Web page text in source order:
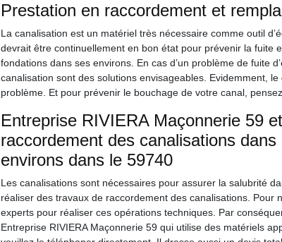
Prestation en raccordement et
La canalisation est un matériel très nécessaire comme outil
devrait être continuellement en bon état pour prévenir la fuite
fondations dans ses environs. En cas d’un problème de fuite
canalisation sont des solutions envisageables. Evidemment,
problème. Et pour prévenir le bouchage de votre canal,
Entreprise RIVIERA Maçonnerie 59
raccordement des canalisations
environs dans le 59740
Les canalisations sont nécessaires pour assurer la salubrité
réaliser des travaux de raccordement des canalisations. Pour
experts pour réaliser ces opérations techniques. Par
Entreprise RIVIERA Maçonnerie 59 qui utilise des matériels